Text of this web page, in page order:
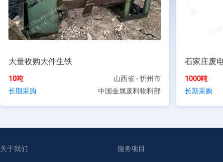
大量收购大件生铁
10吨
山西省 - 忻州市
长期采购
中国金属废料物料部
石家庄废
1000吨
长期采购
关于我们 服务项目